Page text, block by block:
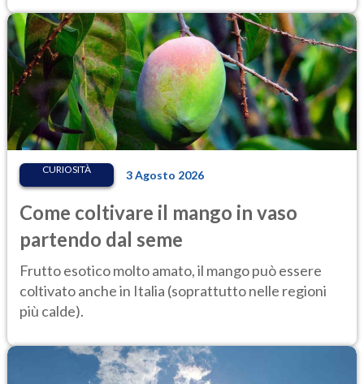
CURIOSITÀ 3 Agosto 2026
Come coltivare il mango in vaso
partendo dal seme
Frutto esotico molto amato, il mango può essere
coltivato anche in Italia (soprattutto nelle regioni
più calde).